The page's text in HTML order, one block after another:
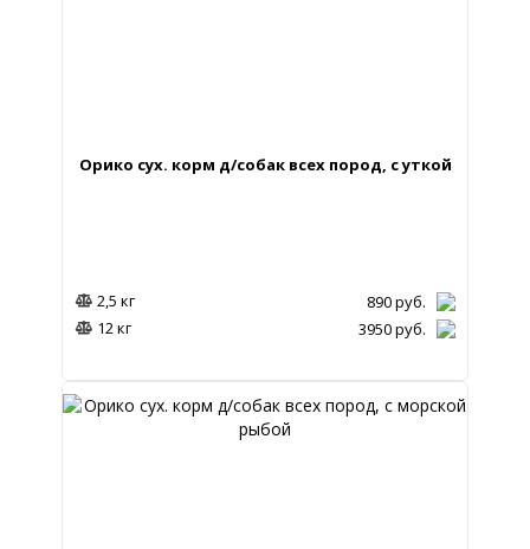
Орико сух. корм д/собак всех пород, с уткой
2,5 кг 890руб.
12 кг
3950руб.